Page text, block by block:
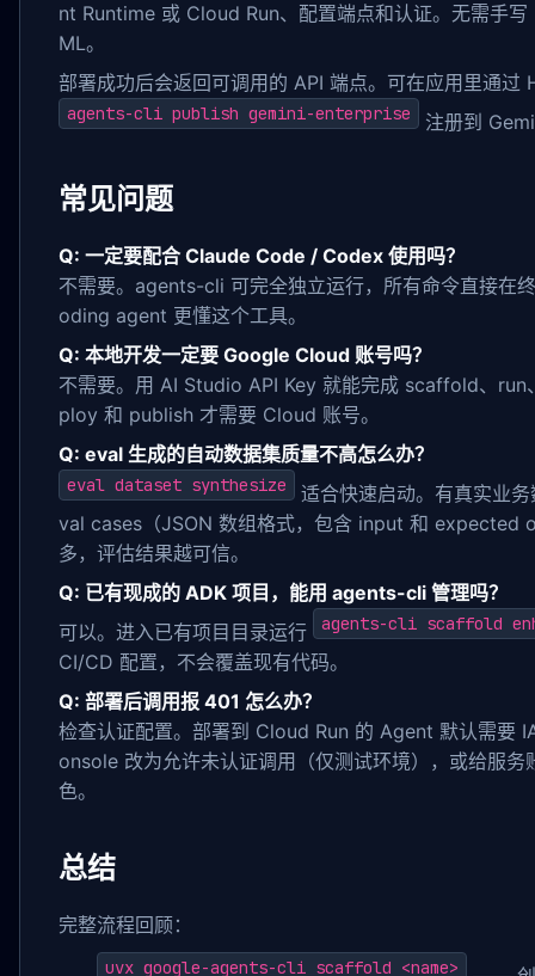
nt Runtime 或 Cloud Run、配置端点和认证。无需手
ML。
部署成功后会返回可调用的 API 端点。可在应用里通过
agents-cli publish gemini-enterprise 注册到
常见问题
Q: 一定要配合 Claude Code / Codex 使用吗？
不需要。agents-cli 可完全独立运行，所有命令直接在
oding agent 更懂这个工具。
Q: 本地开发一定要 Google Cloud 账号吗？
不需要。用 AI Studio API Key 就能完成 scaffold、run
ploy 和 publish 才需要 Cloud 账号。
Q: eval 生成的自动数据集质量不高怎么办？
eval dataset synthesize
适合快速启动。有真实业
val cases（JSON 数组格式，包含 input 和 expected
多，评估结果越可信。
Q: 已有现成的 ADK 项目，能用 agents-cli 管理吗？
可以。进入已有项目目录运行
agents-cli scaffold
CI/CD 配置，不会覆盖现有代码。
Q: 部署后调用报 401 怎么办？
检查认证配置。部署到 Cloud Run 的 Agent 默认需要
onsole 改为允许未认证调用（仅测试环境），或给服务
色。
总结
完整流程回顾：
uvx google-agents-cli scaffold <name>